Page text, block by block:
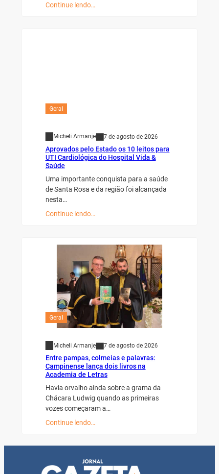
Continue lendo…
Geral
Micheli Armanje 7 de agosto de 2026
Aprovados pelo Estado os 10 leitos para
UTI Cardiológica do Hospital Vida &
Saúde
Uma importante conquista para a saúde
de Santa Rosa e da região foi alcançada
nesta…
Continue lendo…
Geral
Micheli Armanje 7 de agosto de 2026
Entre pampas, colmeias e palavras:
Campinense lança dois livros na
Academia de Letras
Havia orvalho ainda sobre a grama da
Chácara Ludwig quando as primeiras
vozes começaram a…
Continue lendo…